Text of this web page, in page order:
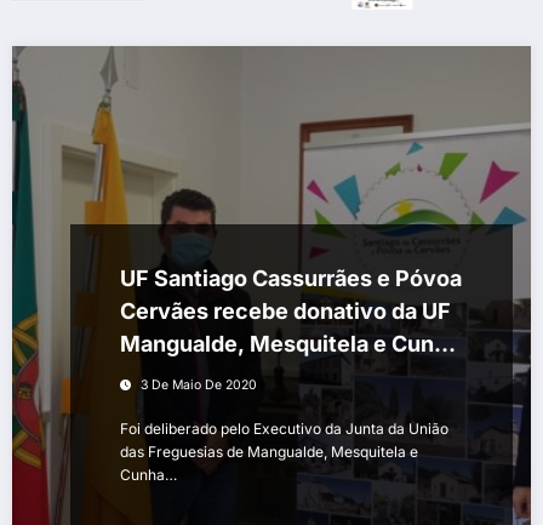
UF Santiago Cassurrães e Póvoa
Cervães recebe donativo da UF
Mangualde, Mesquitela e Cunha
Alta3 De Maio De 2020
Foi deliberado pelo Executivo da Junta da União
das Freguesias de Mangualde, Mesquitela e
Cunha…